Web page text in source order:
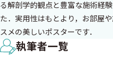
る解剖学的観点と豊富な施術経
た．実用性はもとより，お部屋
スメの美しいポスターです．
執筆者一覧